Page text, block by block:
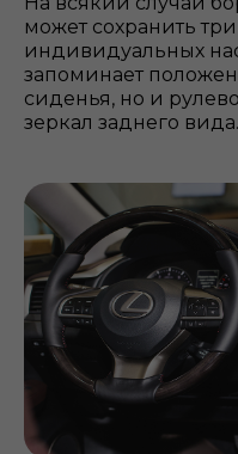
может сохранить
индивидуальных
запоминает
сиденья, но и
зеркал заднего вида.